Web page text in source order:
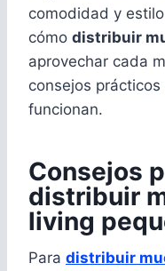
comodidad y
cómo distribuir
aprovechar cada
consejos
funcionan.
Consejos
distribuir
living
Para distribuir